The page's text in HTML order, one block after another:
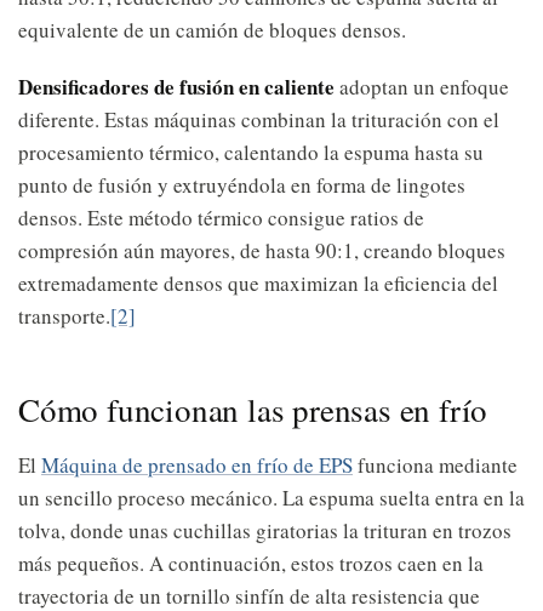
equivalente de un camión de bloques densos.
Densificadores de fusión en caliente adoptan un enfoque
diferente. Estas máquinas combinan la trituración con el
procesamiento térmico, calentando la espuma hasta su
punto de fusión y extruyéndola en forma de lingotes
densos. Este método térmico consigue ratios de
compresión aún mayores, de hasta 90:1, creando bloques
extremadamente densos que maximizan la eficiencia del
transporte.[2]
Cómo funcionan las prensas en frío
El Máquina de prensado en frío de EPSfunciona mediante
un sencillo proceso mecánico. La espuma suelta entra en la
tolva, donde unas cuchillas giratorias la trituran en trozos
más pequeños. A continuación, estos trozos caen en la
trayectoria de un tornillo sinfín de alta resistencia que